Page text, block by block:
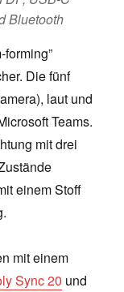
Bluetooth
Die fünf
laut und
Teams.
mit drei
einem Stoff
mit einem
Sync 20 und